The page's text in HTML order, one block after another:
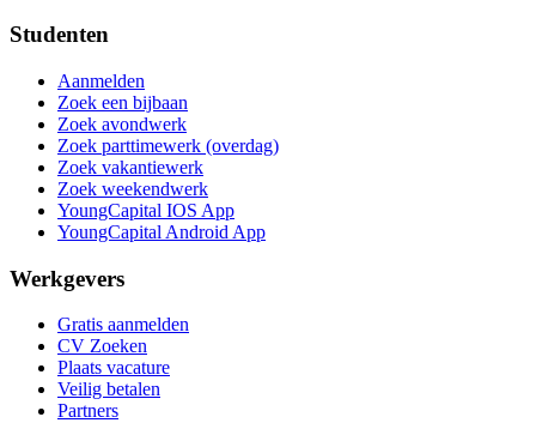
Studenten
Aanmelden
Zoek een bijbaan
Zoek avondwerk
Zoek parttimewerk (overdag)
Zoek vakantiewerk
Zoek weekendwerk
YoungCapital IOS App
YoungCapital Android App
Werkgevers
Gratis aanmelden
CV Zoeken
Plaats vacature
Veilig betalen
Partners